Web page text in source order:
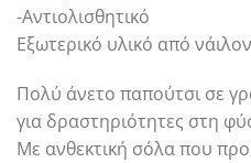
-Αντιολισθητικό
Εξωτερικό υλικό από
Πολύ άνετο παπούτσι σε
για δραστηριότητες στη
Με ανθεκτική σόλα που